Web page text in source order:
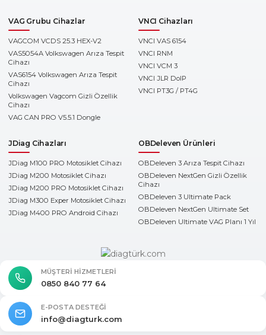
VAG Grubu Cihazlar
VAGCOM VCDS 25.3 HEX-V2
VAS5054A Volkswagen Arıza Tespit
Cihazı
VAS6154 Volkswagen Arıza Tespit
Cihazı
Volkswagen Vagcom Gizli Özellik
Cihazı
VAG CAN PRO V5.5.1 Dongle
VNCI Cihazları
VNCI VAS 6154
VNCI RNM
VNCI VCM 3
VNCI JLR DoIP
VNCI PT3G / PT4G
JDiag Cihazları
JDiag M100 PRO Motosiklet Cihazı
JDiag M200 Motosiklet Cihazı
JDiag M200 PRO Motosiklet Cihazı
JDiag M300 Exper Motosiklet Cihazı
JDiag M400 PRO Android Cihazı
OBDeleven Ürünleri
OBDeleven 3 Arıza Tespit Cihazı
OBDeleven NextGen Gizli Özellik
Cihazı
OBDeleven 3 Ultimate Pack
OBDeleven NextGen Ultimate Set
OBDeleven Ultimate VAG Planı 1 Yıl
MÜŞTERI HIZMETLERI
0850 840 77 64
E-POSTA DESTEĞI
info@diagturk.com